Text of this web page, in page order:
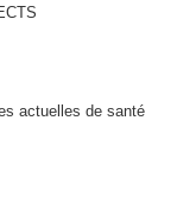
actuelles de santé